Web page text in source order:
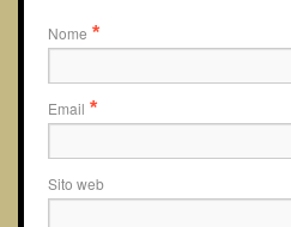
Nome *
Email *
Sito web